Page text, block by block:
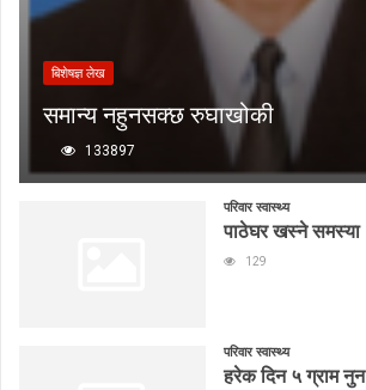
बिशेषज्ञ लेख
समान्य नहुनसक्छ रुघाखोकी
133897
परिवार स्वास्थ्य
पाठेघर खस्ने समस्या
129
परिवार स्वास्थ्य
हरेक दिन ५ ग्राम नुन